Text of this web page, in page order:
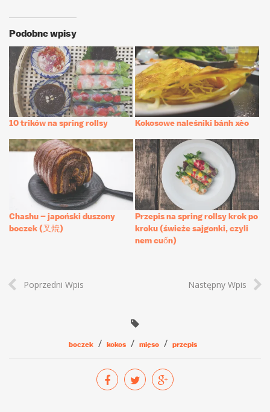
Podobne wpisy
10 trików na spring rollsy Kokosowe naleśniki bánh xèo
Chashu – japoński duszony
boczek (叉焼)
Przepis na spring rollsy krok po
kroku (świeże sajgonki, czyli
nem cuốn)
Poprzedni Wpis Następny Wpis
boczek kokos mięso przepis